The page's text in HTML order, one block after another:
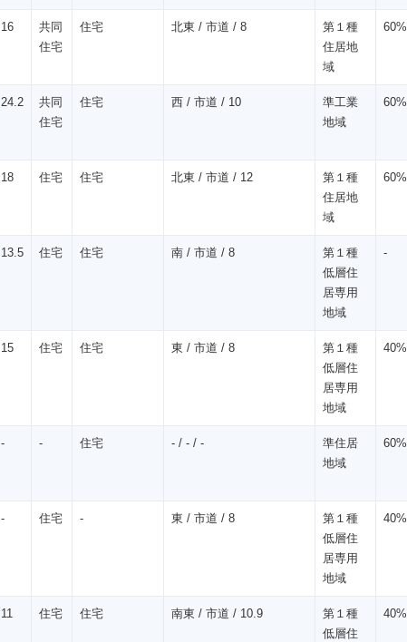
16
共同
住宅
住宅 北東 / 市道 / 8
第１種
住居地
域
60%
24.2
共同
住宅
住宅 西 / 市道 / 10
準工業
地域
60%
18 住宅 住宅 北東 / 市道 / 12
第１種
住居地
域
60%
13.5 住宅 住宅 南 / 市道 / 8
第１種
低層住
居専用
地域
-
15 住宅 住宅 東 / 市道 / 8
第１種
低層住
居専用
地域
40%
- - 住宅 - / - / -
準住居
地域
60%
- 住宅 - 東 / 市道 / 8
第１種
低層住
居専用
地域
40%
11 住宅 住宅 南東 / 市道 / 10.9
第１種
低層住
40%